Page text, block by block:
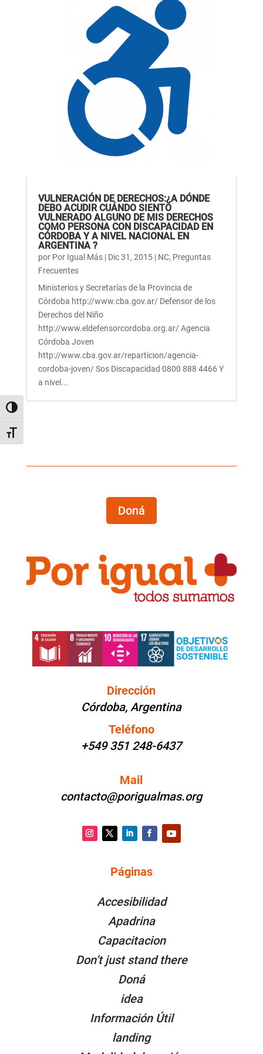
Alternar alto contraste
Alternar tamaño de letra
VULNERACIÓN DE DERECHOS:¿A DÓNDE
DEBO ACUDIR CUÁNDO SIENTO
VULNERADO ALGUNO DE MIS DERECHOS
COMO PERSONA CON DISCAPACIDAD EN
CÓRDOBA Y A NIVEL NACIONAL EN
ARGENTINA ?
por Por Igual Más| Dic 31, 2015| NC, Preguntas
Frecuentes
Ministerios y Secretarías de la Provincia de
Córdoba http://www.cba.gov.ar/ Defensor de los
Derechos del Niño
http://www.eldefensorcordoba.org.ar/ Agencia
Córdoba Joven
http://www.cba.gov.ar/reparticion/agencia-
cordoba-joven/ Sos Discapacidad 0800 888 4466 Y
a nivel...
Doná
Dirección
Córdoba, Argentina
Teléfono
+549 351 248-6437
Mail
contacto@porigualmas.org
Facebook
Páginas
Accesibilidad
Apadrina
Capacitacion
Don’t just stand there
Doná
idea
Información Útil
landing